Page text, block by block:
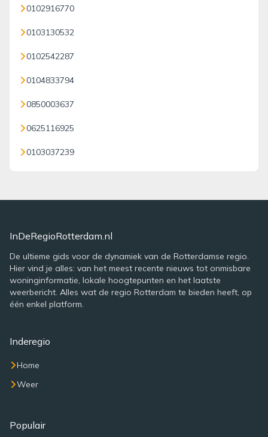
0102916770
0103130532
0102542287
0104833794
0850003637
0625116925
0103037239
InDeRegioRotterdam.nl
De ultieme gids voor de dynamiek van de Rotterdamse regio.
Hier vind je alles: van het meest recente nieuws tot onmisbare
woninginformatie, lokale hoogtepunten en het laatste
weerbericht. Alles wat de regio Rotterdam te bieden heeft, op
één enkel platform.
Inderegio
Home
Weer
Populair